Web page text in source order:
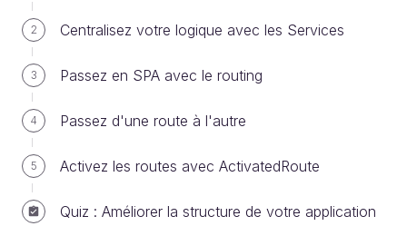
2 Centralisez votre logique avec les Services
3 Passez en SPA avec le routing
4 Passez d'une route à l'autre
5 Activez les routes avec ActivatedRoute
Quiz : Améliorer la structure de votre application
connaissances et d'identifier les chapitres à
propose de développer une application simple
métier pratique
, pratiquer en apprenant est la